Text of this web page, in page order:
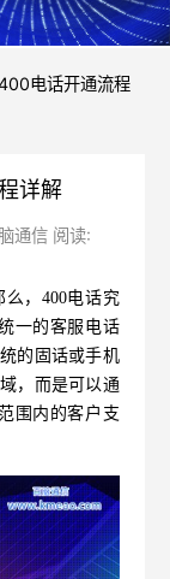
电话开通流程
详解
通信 阅读:
，400电话究
一的客服电话
的固话或手机
，而是可以通
围内的客户支